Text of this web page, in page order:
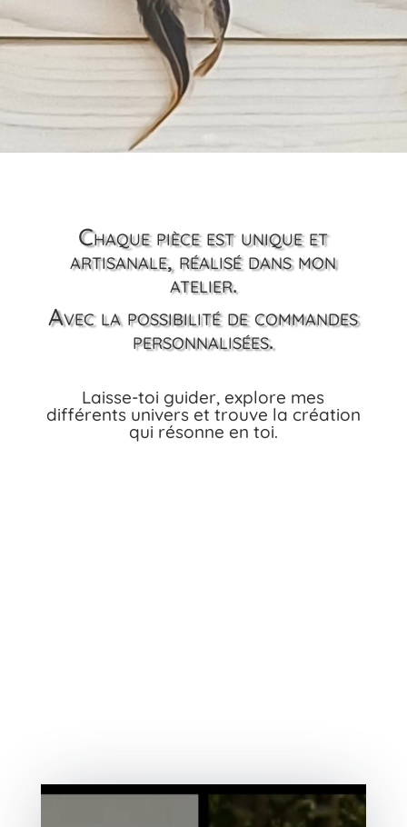
Chaque pièce est unique et
artisanale, réalisé dans mon
atelier.
Avec la possibilité de commandes
personnalisées.
Laisse-toi guider, explore mes
différents univers et trouve la création
qui résonne en toi.